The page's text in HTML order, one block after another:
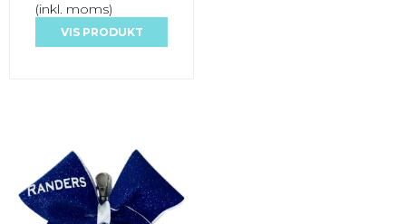
(inkl. moms)
VIS PRODUKT